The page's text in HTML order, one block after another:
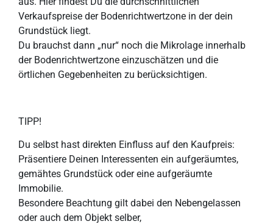
Verkaufspreise der Bodenrichtwertzone in der dein
Grundstück liegt.
Du brauchst dann „nur“ noch die Mikrolage innerhalb
der Bodenrichtwertzone einzuschätzen und die
örtlichen Gegebenheiten zu berücksichtigen.
TIPP!
Du selbst hast direkten Einfluss auf den Kaufpreis:
Präsentiere Deinen Interessenten ein aufgeräumtes,
gemähtes Grundstück oder eine aufgeräumte
Immobilie.
Besondere Beachtung gilt dabei den Nebengelassen
oder auch dem Objekt selber,